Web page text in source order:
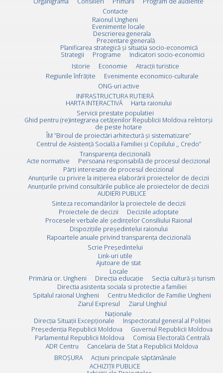
Contacte
Raionul Ungheni
Evenimente locale
Descrierea generala
Prezentare generală
Planificarea strategică și situația socio-economică
Strategii
Programe
Indicatori socio-economici
Istorie
Economie
Atracții turistice
Regiunile înfrățite
Evenimente economico-culturale
ONG-uri active
INFRASTRUCTURA RUTIERĂ
HARTA INTERACTIVĂ
Harta raionului
Servicii prestate populatiei
Ghid pentru (re)integrarea cetățenilor Republicii Moldova reîntorși
de peste hotare
ÎM ”Biroul de proiectări arhitectură și sistematizare”
Centrul de Asistență Socială a Familiei și Copilului ,, Credo”
Transparența decizională
Acte normative
Persoana responsabilă de procesul decizional
Părți interesate de procesul decizional
Anunțurile cu privire la inițierea elaborării proiectelor de decizii
Anunțurile privind consultările publice ale proiectelor de decizii
AUDIERI PUBLICE
Sinteza recomandărilor la proiectele de decizii
Proiectele de decizii
Deciziile adoptate
Procesele verbale ale ședințelor Consiliului Raional
Dispozițiile președintelui raionului
Rapoartele anuale privind transparența decizională
Scrie Preşedintelui
Link-uri utile
Ajutoare de stat
Locale
Primăria or. Ungheni
Direcția educație
Secția cultură și turism
Directia asistenta sociala si protectie a familiei
Spitalul raional Ungheni
Centru Medicilor de Familie Ungheni
Ziarul Expresul
Ziarul Unghiul
Naționale
Direcţia Situaţii Excepţionale
Inspectoratul general al Poliției
Preşedenţia Republicii Moldova
Guvernul Republicii Moldova
Parlamentul Republicii Moldova
Comisia Electorală Centrală
ADR Centru
Cancelaria de Stat a Republicii Moldova
BROȘURA
Acţiuni principale săptămânale
ACHIZIȚII PUBLICE